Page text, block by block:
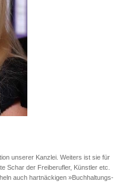
unserer Kanzlei. Weiters ist sie für
Schar der Freiberufler, Künstler etc.
auch hartnäckigen »Buchhaltungs-